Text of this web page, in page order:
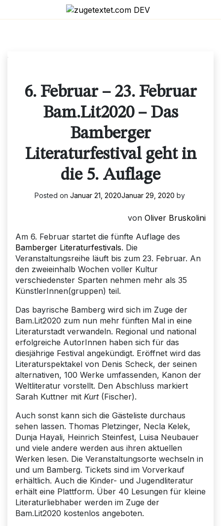
6. Februar – 23. Februar
Bam.Lit2020 – Das
Bamberger
Literaturfestival geht in
die 5. Auflage
Posted on Januar 21, 2020Januar 29, 2020 by
von Oliver Bruskolini
Am 6. Februar startet die fünfte Auflage des
Bamberger Literaturfestivals. Die
Veranstaltungsreihe läuft bis zum 23. Februar. An
den zweieinhalb Wochen voller Kultur
verschiedenster Sparten nehmen mehr als 35
KünstlerInnen(gruppen) teil.
Das bayrische Bamberg wird sich im Zuge der
Bam.Lit2020 zum nun mehr fünften Mal in eine
Literaturstadt verwandeln. Regional und national
erfolgreiche AutorInnen haben sich für das
diesjährige Festival angekündigt. Eröffnet wird das
Literaturspektakel von Denis Scheck, der seinen
alternativen, 100 Werke umfassenden, Kanon der
Weltliteratur vorstellt. Den Abschluss markiert
Sarah Kuttner mit Kurt (Fischer).
Auch sonst kann sich die Gästeliste durchaus
sehen lassen. Thomas Pletzinger, Necla Kelek,
Dunja Hayali, Heinrich Steinfest, Luisa Neubauer
und viele andere werden aus ihren aktuellen
Werken lesen. Die Veranstaltungsorte wechseln in
und um Bamberg. Tickets sind im Vorverkauf
erhältlich. Auch die Kinder- und Jugendliteratur
erhält eine Plattform. Über 40 Lesungen für kleine
Literaturliebhaber werden im Zuge der
Bam.Lit2020 kostenlos angeboten.